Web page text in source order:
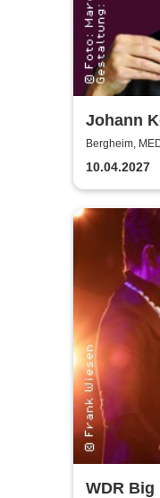
Johann
König
Bergheim,
10.04.2027
WDR Big